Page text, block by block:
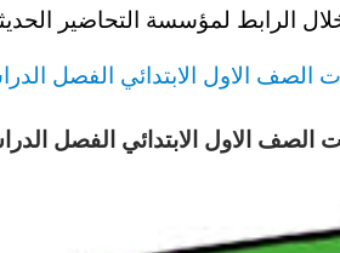
الرابط لمؤسسة التحاضير
الاول الابتدائي الفصل الدراسى
الاول الابتدائي الفصل الدراسى